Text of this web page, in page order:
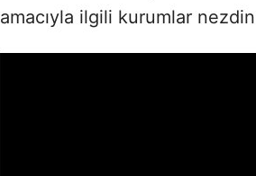
amacıyla ilgili kurumlar